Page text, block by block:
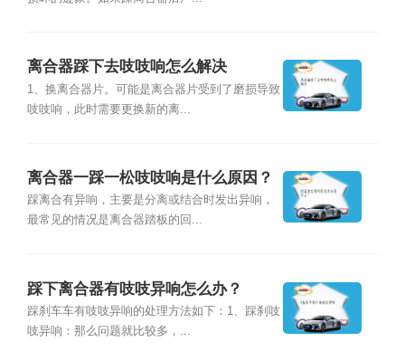
离合器踩下去吱吱响怎么解决
1、换离合器片。可能是离合器片受到了磨损导致
吱吱响，此时需要更换新的离...
离合器一踩一松吱吱响是什么原因？
踩离合有异响，主要是分离或结合时发出异响，
最常见的情况是离合器踏板的回...
踩下离合器有吱吱异响怎么办？
踩刹车车有吱吱异响的处理方法如下：1、踩刹吱
吱异响：那么问题就比较多，...